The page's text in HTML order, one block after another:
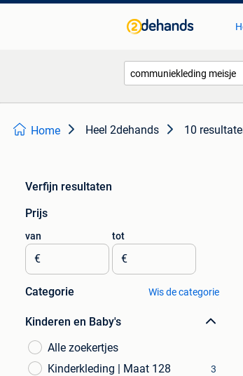
Home Heel 2dehands 10
Verfijn resultaten
Prijs
van
€
tot
€
Categorie Wis de categorie
Kinderen en Baby's
Alle zoekertjes
Kinderkleding | Maat 128
3